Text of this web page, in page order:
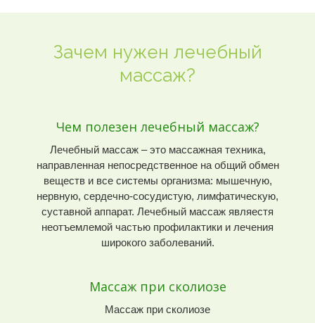
Зачем нужен лечебный
массаж?
Чем полезен лечебный массаж?
Лечебный массаж – это массажная техника,
направленная непосредственное на общий обмен
веществ и все системы организма: мышечную,
нервную, сердечно-сосудистую, лимфатическую,
суставной аппарат. Лечебный массаж являестя
неотъемлемой частью профилактики и лечения
широкого заболеваний.
Массаж при сколиозе
Массаж при сколиозе